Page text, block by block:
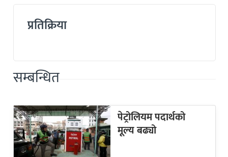
प्रतिक्रिया
सम्बन्धित
पेट्रोलियम पदार्थको
मूल्य बढ्यो